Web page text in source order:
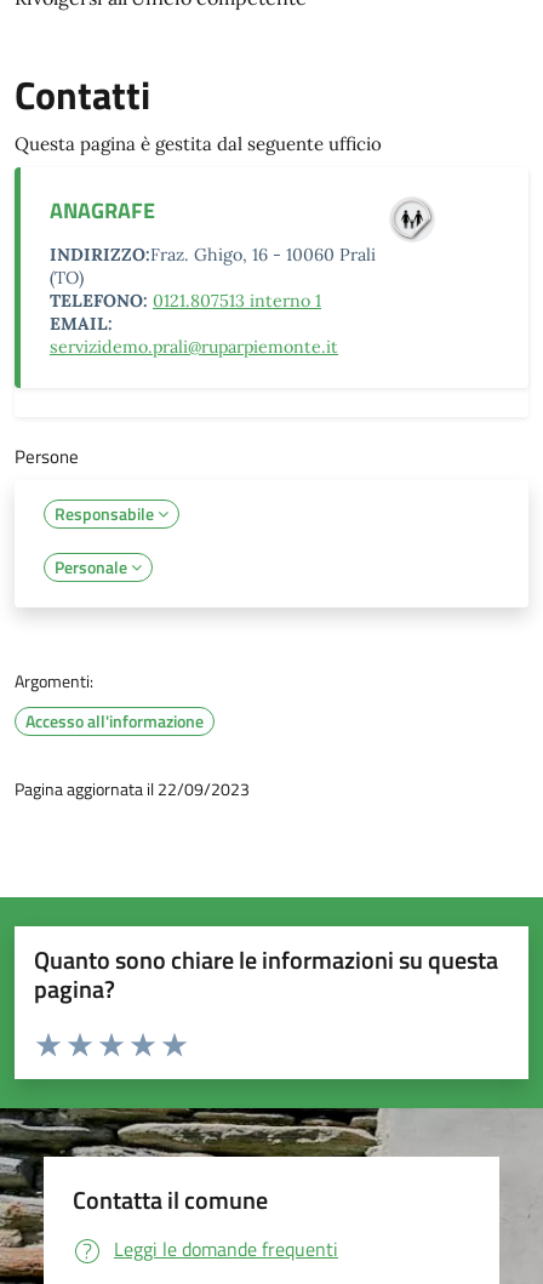
Contatti
Questa pagina è gestita dal seguente ufficio
ANAGRAFE
INDIRIZZO:Fraz. Ghigo, 16 - 10060 Prali
(TO)
TELEFONO: 0121.807513 interno 1
EMAIL:
servizidemo.prali@ruparpiemonte.it
Persone
Responsabile
Personale
Argomenti:
Accesso all'informazione
Pagina aggiornata il 22/09/2023
Quanto sono chiare le informazioni su questa
pagina?
Valuta da 1 a 5 stelle la pagina
Valuta 5 stelle su 5
Valuta 4 stelle su 5
Valuta 3 stelle su 5
Valuta 2 stelle su 5
Valuta 1 stelle su 5
Contatta il comune
Leggi le domande frequenti